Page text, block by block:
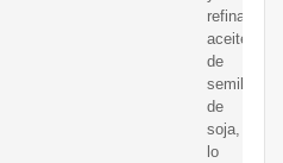
refinar
aceite
de
semillas
de
soja,
lo